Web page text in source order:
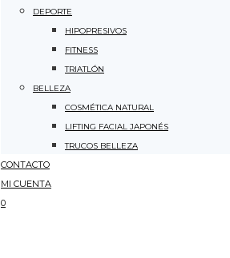
DEPORTE
HIPOPRESIVOS
FITNESS
TRIATLÓN
BELLEZA
COSMÉTICA NATURAL
LIFTING FACIAL JAPONÉS
TRUCOS BELLEZA
CONTACTO
MI CUENTA
0